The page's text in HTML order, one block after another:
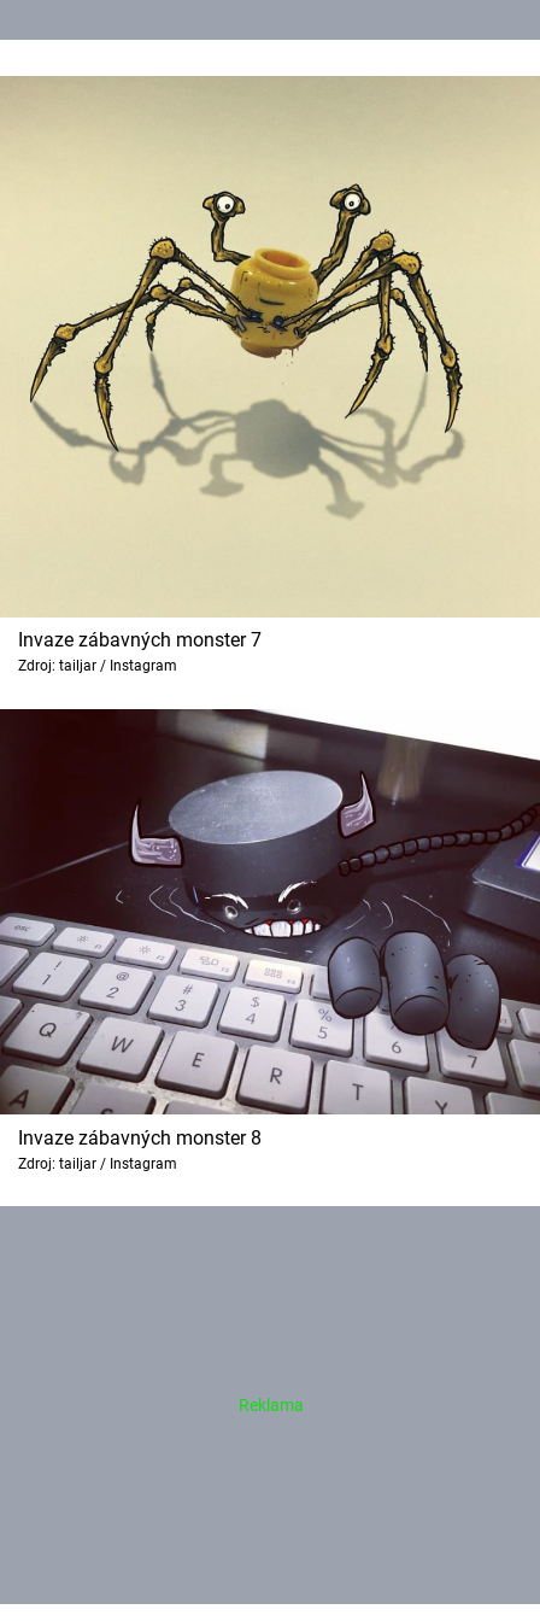
Invaze zábavných monster 7
Zdroj: tailjar / Instagram
Invaze zábavných monster 8
Zdroj: tailjar / Instagram